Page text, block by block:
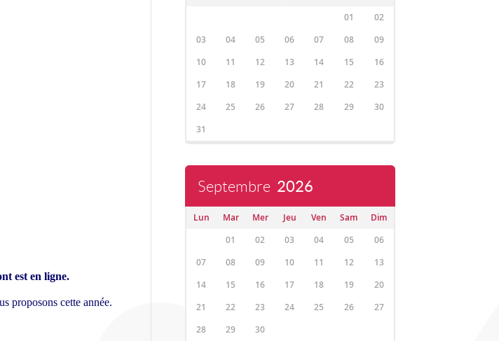
est en ligne.
proposons cette année.
01
02
03
04 05 06 07 08
09
10
11 12 13 14 15
16
17
18 19 20 21 22
23
24
25 26 27 28 29
30
31
Septembre 2026
Lun Mar Mer Jeu Ven Sam
Dim
01
02 03 04 05
06
07
08 09 10 11 12
13
14
15 16 17 18 19
20
21
22 23 24 25 26
27
28
29 30